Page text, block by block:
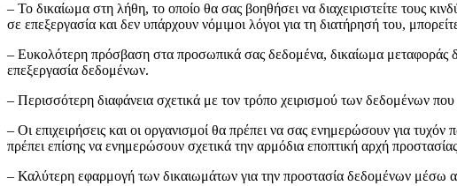
– Το δικαίωμα στη λήθη, το οποίο θα σας βοηθήσει να διαχειριστείτε τους
σε επεξεργασία και δεν υπάρχουν νόμιμοι λόγοι για τη διατήρησή του,
– Ευκολότερη πρόσβαση στα προσωπικά σας δεδομένα, δικαίωμα μεταφοράς
επεξεργασία δεδομένων.
– Περισσότερη διαφάνεια σχετικά με τον τρόπο χειρισμού των δεδομένων
– Οι επιχειρήσεις και οι οργανισμοί θα πρέπει να σας ενημερώσουν για
πρέπει επίσης να ενημερώσουν σχετικά την αρμόδια εποπτική αρχή
– Καλύτερη εφαρμογή των δικαιωμάτων για την προστασία δεδομένων μέσω